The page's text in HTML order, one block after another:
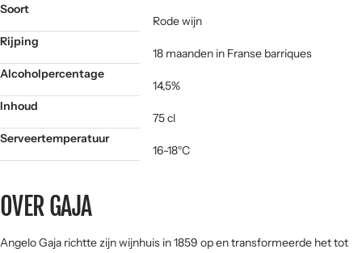
Soort
Rode wijn
Rijping
18 maanden in Franse barriques
Alcoholpercentage
14,5%
Inhoud
75 cl
Serveertemperatuur
16-18°C
OVER GAJA
Angelo Gaja richtte zijn wijnhuis in 1859 op en transformeerde het tot